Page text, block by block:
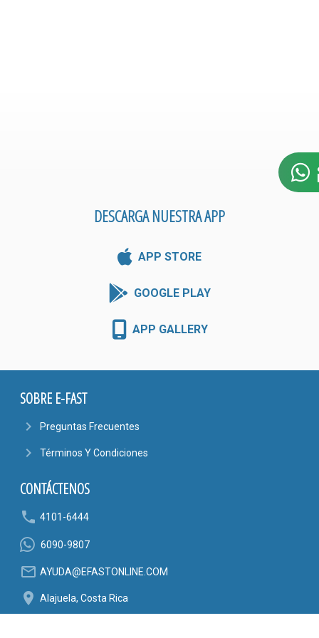
DESCARGA NUESTRA APP
APP STORE
GOOGLE PLAY
APP GALLERY
SOBRE E-FAST
navigate_next Preguntas Frecuentes
navigate_next Términos Y Condiciones
CONTÁCTENOS
phone 4101-6444
6090-9807
mail_outline AYUDA@EFASTONLINE.COM
location_on Alajuela, Costa Rica